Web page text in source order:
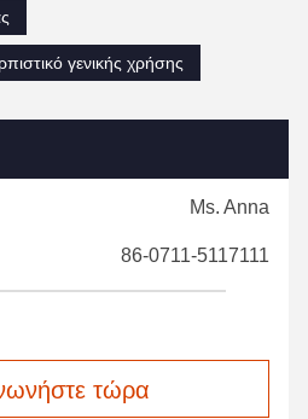
γενικής χρήσης
Ms. Anna
86-0711-5117111
τώρα